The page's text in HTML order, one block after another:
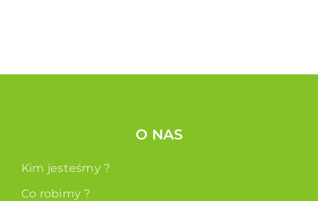
O NAS
Kim jesteśmy ?
Co robimy ?